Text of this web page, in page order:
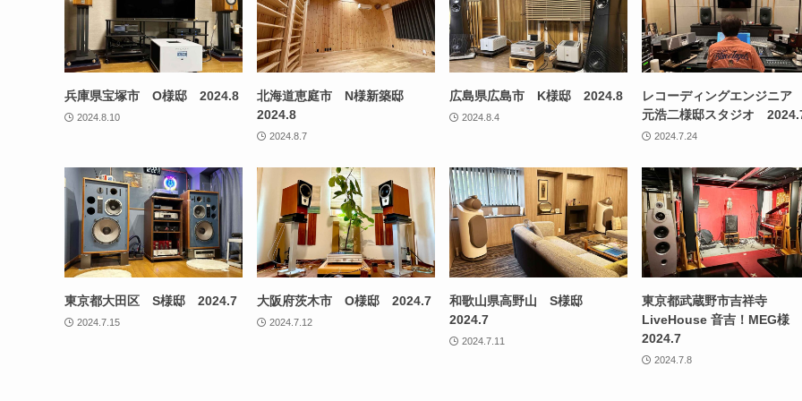
兵庫県宝塚市 O様邸 2024.8
2024.8.10
北海道恵庭市 N様新築邸
2024.8
2024.8.7
広島県広島市 K様邸 2024.8
2024.8.4
レコーディングエンジニ
元浩二様邸スタジオ
2024.7.24
東京都大田区 S様邸 2024.7
2024.7.15
大阪府茨木市 O様邸 2024.7
2024.7.12
和歌山県高野山 S様邸
2024.7
2024.7.11
東京都武蔵野市吉祥寺
LiveHouse 音吉！MEG様
2024.7
2024.7.8